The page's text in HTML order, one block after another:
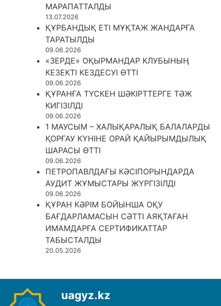
МАРАПАТТАЛДЫ
13.07.2026
ҚҰРБАНДЫҚ ЕТІ МҰҚТАЖ ЖАНДАРҒА
ТАРАТЫЛДЫ
09.06.2026
«ЗЕРДЕ» ОҚЫРМАНДАР КЛУБЫНЫҢ
КЕЗЕКТІ КЕЗДЕСУІ ӨТТІ
09.06.2026
ҚҰРАНҒА ТҮСКЕН ШӘКІРТТЕРГЕ ТӘЖ
КИГІЗІЛДІ
09.06.2026
1 МАУСЫМ – ХАЛЫҚАРАЛЫҚ БАЛАЛАРДЫ
ҚОРҒАУ КҮНІНЕ ОРАЙ ҚАЙЫРЫМДЫЛЫҚ
ШАРАСЫ ӨТТІ
09.06.2026
ПЕТРОПАВЛДАҒЫ КӘСІПОРЫНДАРДА
АУДИТ ЖҰМЫСТАРЫ ЖҮРГІЗІЛДІ
09.06.2026
ҚҰРАН КӘРІМ БОЙЫНША ОҚУ
БАҒДАРЛАМАСЫН СӘТТІ АЯҚТАҒАН
ИМАМДАРҒА СЕРТИФИКАТТАР
ТАБЫСТАЛДЫ
20.05.2026
uagyz.kz